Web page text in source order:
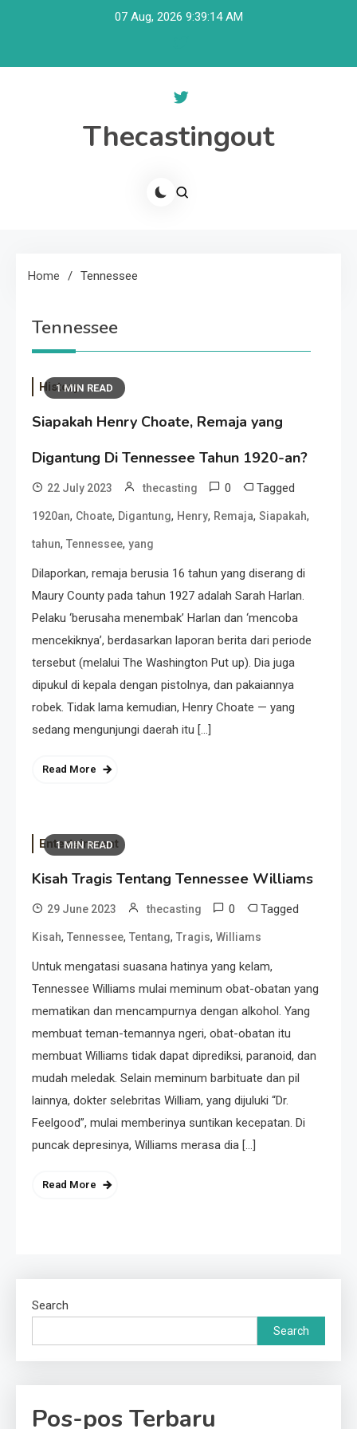
07 Aug, 2026 9:39:14 AM
Thecastingout
Home Tennessee
Tennessee
1 MIN READ
History
Siapakah Henry Choate, Remaja yang
Digantung Di Tennessee Tahun 1920-an?
22 July 2023 thecasting 0 Tagged
1920an, Choate, Digantung, Henry, Remaja, Siapakah,
tahun, Tennessee, yang
Dilaporkan, remaja berusia 16 tahun yang diserang di
Maury County pada tahun 1927 adalah Sarah Harlan.
Pelaku ‘berusaha menembak’ Harlan dan ‘mencoba
mencekiknya’, berdasarkan laporan berita dari periode
tersebut (melalui The Washington Put up). Dia juga
dipukul di kepala dengan pistolnya, dan pakaiannya
robek. Tidak lama kemudian, Henry Choate — yang
sedang mengunjungi daerah itu […]
Read More
1 MIN READ
Entertainment
Kisah Tragis Tentang Tennessee Williams
29 June 2023 thecasting 0 Tagged
Kisah, Tennessee, Tentang, Tragis, Williams
Untuk mengatasi suasana hatinya yang kelam,
Tennessee Williams mulai meminum obat-obatan yang
mematikan dan mencampurnya dengan alkohol. Yang
membuat teman-temannya ngeri, obat-obatan itu
membuat Williams tidak dapat diprediksi, paranoid, dan
mudah meledak. Selain meminum barbituate dan pil
lainnya, dokter selebritas William, yang dijuluki “Dr.
Feelgood”, mulai memberinya suntikan kecepatan. Di
puncak depresinya, Williams merasa dia […]
Read More
Search
Search
Pos-pos Terbaru